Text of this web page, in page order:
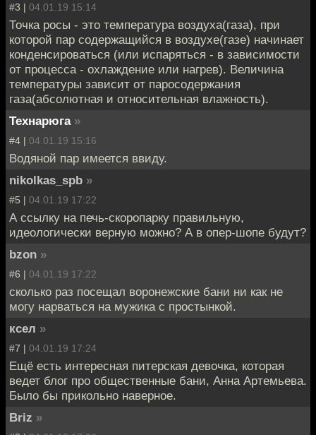
#3 | 04.01.19 15:14
Точка росы - это температура воздуха(газа), при
которой пар содержащийся в воздухе(газе) начинает
конденсироваться (или испаряться - в зависимости
от процесса - охлаждение или нагрев). Величина
температуры зависит от паросодержания
газа(абсолютная и относительная влажность).
Технарюга »
#4 | 04.01.19 15:16
Водяной пар имеется ввиду.
nikolkas_spb »
#5 | 04.01.19 17:22
А ссылку на печь-скоропарку правильную,
идеологически верную можно? А в опер-шопе будут?
bzon »
#6 | 04.01.19 17:22
сколько раз посещал воронежские бани ни как не
могу нарваться на мужика с простынкой.
ксел »
#7 | 04.01.19 17:24
Ещё есть интересная питерская девочка, которая
ведет блог про общественные бани, Анна Артемьева.
Было бы прикольно наверное.
Briz »